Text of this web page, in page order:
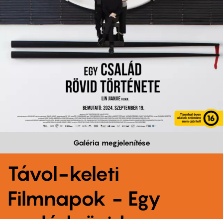
Galéria megjelenítése
Távol-keleti
Filmnapok - Egy